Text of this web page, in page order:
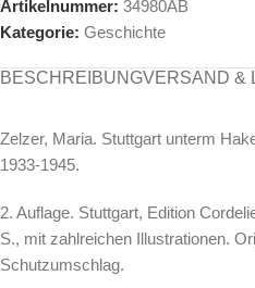
Artikelnummer: 34980AB
Kategorie: Geschichte
BESCHREIBUNGVERSAND &
Zelzer, Maria. Stuttgart unterm
1933-1945.
2. Auflage. Stuttgart, Edition
S., mit zahlreichen Illustrationen.
Schutzumschlag.